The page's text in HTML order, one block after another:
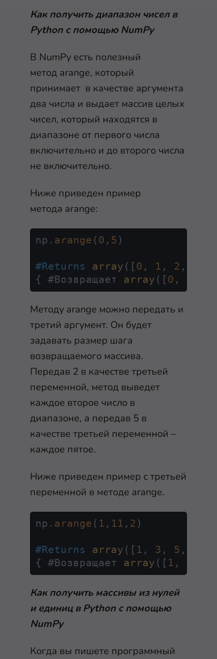
Как получить диапазон чисел в
Python с помощью NumPy
В NumPy есть полезный
метод arange, который
принимает в качестве аргумента
два числа и выдает массив целых
чисел, который находятся в
диапазоне от первого числа
включительно и до второго числа
не включительно.
Ниже приведен пример
метода arange:
np .arange ( 0 , 5 )
#Returns array ([ 0 , 1 , 2 ,
{ #Возвращает array ([ 0 ,
Методу arange можно передать и
третий аргумент. Он будет
задавать размер шага
возвращаемого массива.
Передав 2 в качестве третьей
переменной, метод выведет
каждое второе число в
диапазоне, а передав 5 в
качестве третьей переменной –
каждое пятое.
Ниже приведен пример с третьей
переменной в методе arange.
np .arange ( 1 , 11 , 2 )
#Returns array ([ 1 , 3 , 5 ,
{ #Возвращает array ([ 1 ,
Как получить массивы из нулей
и единиц в Python с помощью
NumPy
Когда вы пишете программный